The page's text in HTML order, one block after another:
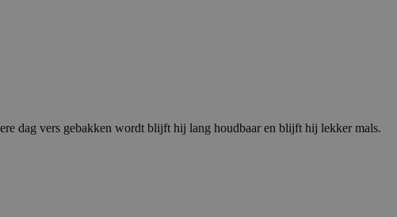
dag vers gebakken wordt blijft hij lang houdbaar en blijft hij lekker mals.